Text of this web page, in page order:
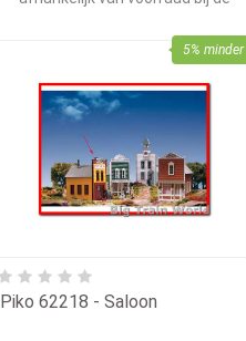
Piko 62218 - Saloon
5% minder